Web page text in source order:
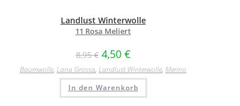
Landlust Winterwolle
11 Rosa Meliert
8,95€ 4,50 €
Baumwolle, Lana Grossa, Landlust Winterwolle, Merino
In den Warenkorb